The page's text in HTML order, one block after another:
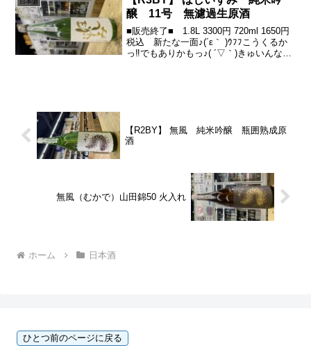
日本酒
醸 11号 無濾過生原酒
■販売終了■ 1.8L 3300円 720ml 1650円
税込 新たな一面♪(´ε｀ )ｳﾌﾌこうくるか
っ‼︎でもありかもっ♪( ´▽｀)きゅいんな酸
【R2BY】 無風 純米吟醸 瓶囲熟成原
酒
無風（むかで）山田錦50 火入れ
ホーム 日本酒